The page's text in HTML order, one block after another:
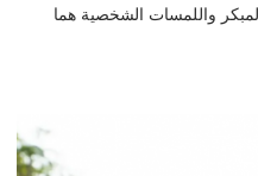
واللمسات الشخصية هما